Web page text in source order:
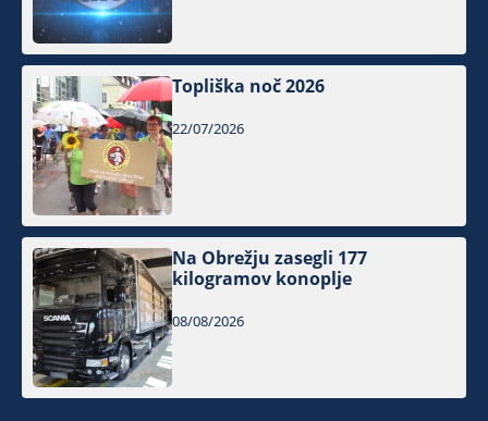
Topliška noč 2026
22/07/2026
Na Obrežju zasegli 177
kilogramov konoplje
08/08/2026